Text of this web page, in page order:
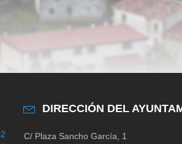
DIRECCIÓN DEL
C/ Plaza Sancho García, 1